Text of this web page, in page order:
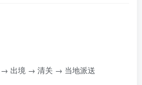
出境 → 清关 → 当地派送